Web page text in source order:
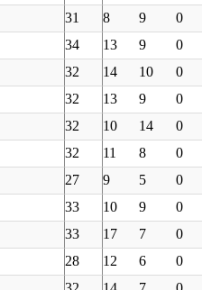
31 8 9 0
34 13 9 0
32 14 10 0
32 13 9 0
32 10 14 0
32 11 8 0
27 9 5 0
33 10 9 0
33 17 7 0
28 12 6 0